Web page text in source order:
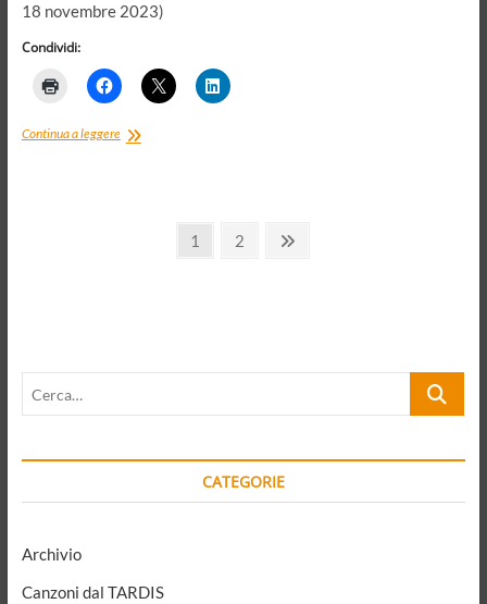
18 novembre 2023)
Condividi:
Continua a leggereLettera
Page
1 Page
2
Cerca…
CATEGORIE
Archivio
Canzoni dal TARDIS